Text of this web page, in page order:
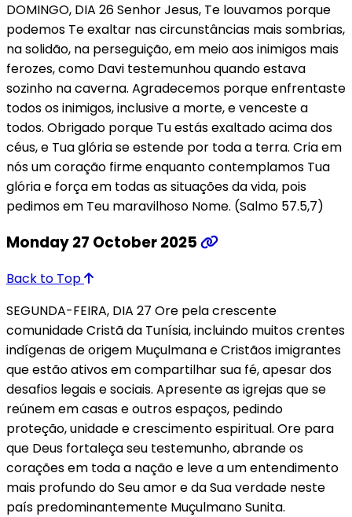
DOMINGO, DIA 26 Senhor Jesus, Te louvamos porque
podemos Te exaltar nas circunstâncias mais sombrias,
na solidão, na perseguição, em meio aos inimigos mais
ferozes, como Davi testemunhou quando estava
sozinho na caverna. Agradecemos porque enfrentaste
todos os inimigos, inclusive a morte, e venceste a
todos. Obrigado porque Tu estás exaltado acima dos
céus, e Tua glória se estende por toda a terra. Cria em
nós um coração firme enquanto contemplamos Tua
glória e força em todas as situações da vida, pois
pedimos em Teu maravilhoso Nome. (Salmo 57.5,7)
Monday 27 October 2025
Back to Top
SEGUNDA-FEIRA, DIA 27 Ore pela crescente
comunidade Cristã da Tunísia, incluindo muitos crentes
indígenas de origem Muçulmana e Cristãos imigrantes
que estão ativos em compartilhar sua fé, apesar dos
desafios legais e sociais. Apresente as igrejas que se
reúnem em casas e outros espaços, pedindo
proteção, unidade e crescimento espiritual. Ore para
que Deus fortaleça seu testemunho, abrande os
corações em toda a nação e leve a um entendimento
mais profundo do Seu amor e da Sua verdade neste
país predominantemente Muçulmano Sunita.